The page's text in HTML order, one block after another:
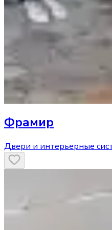
Фрамир
Двери и интерьерные